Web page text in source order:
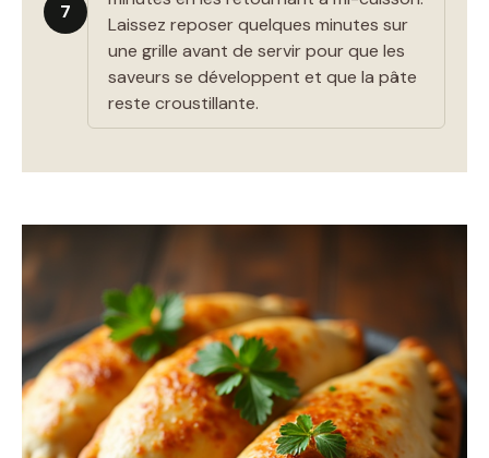
7
Laissez reposer quelques minutes sur
une grille avant de servir pour que les
saveurs se développent et que la pâte
reste croustillante.